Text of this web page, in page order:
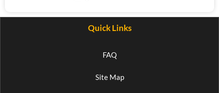
Quick Links
FAQ
Site Map